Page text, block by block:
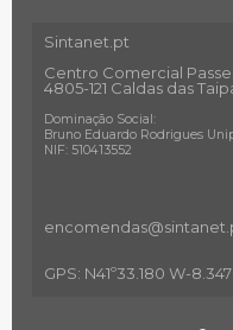
Sintanet.pt
Centro Comercial
4805-121 Caldas das
Dominação Social:
Bruno Eduardo Rodrigues
NIF: 510413552
encomendas@sintanet
GPS: N41º33.180 W-